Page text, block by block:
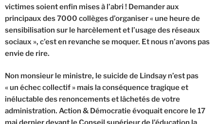
victimes soient enfin mises à l’abri ! Demander aux
principaux des 7000 collèges d’organiser « une heure de
sensibilisation sur le harcèlement et l’usage des réseaux
sociaux », c’est en revanche se moquer. Et nous n’avons pas
envie de rire.
Non monsieur le ministre, le suicide de Lindsay n’est pas
« un échec collectif » mais la conséquence tragique et
inéluctable des renoncements et lâchetés de votre
administration. Action & Démocratie évoquait encore le 17